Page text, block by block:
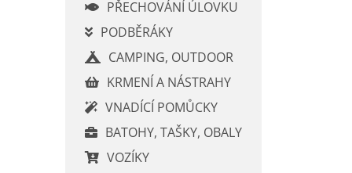
PŘECHOVÁNÍ ÚLOVKU
PODBĚRÁKY
CAMPING, OUTDOOR
KRMENÍ A NÁSTRAHY
VNADÍCÍ POMŮCKY
BATOHY, TAŠKY, OBALY
VOZÍKY